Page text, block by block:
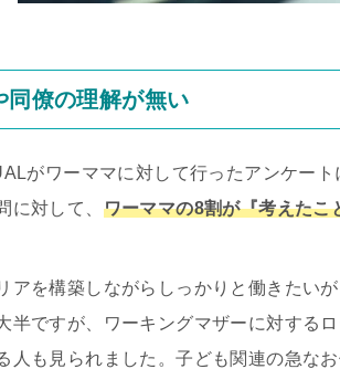
同僚の理解が無い
がワーママに対して行ったアンケー
に対して、 ワーママの8割が『考えたこ
アを構築しながらしっかりと働きたい
半ですが、ワーキングマザーに対する
人も見られました。子ども関連の急な